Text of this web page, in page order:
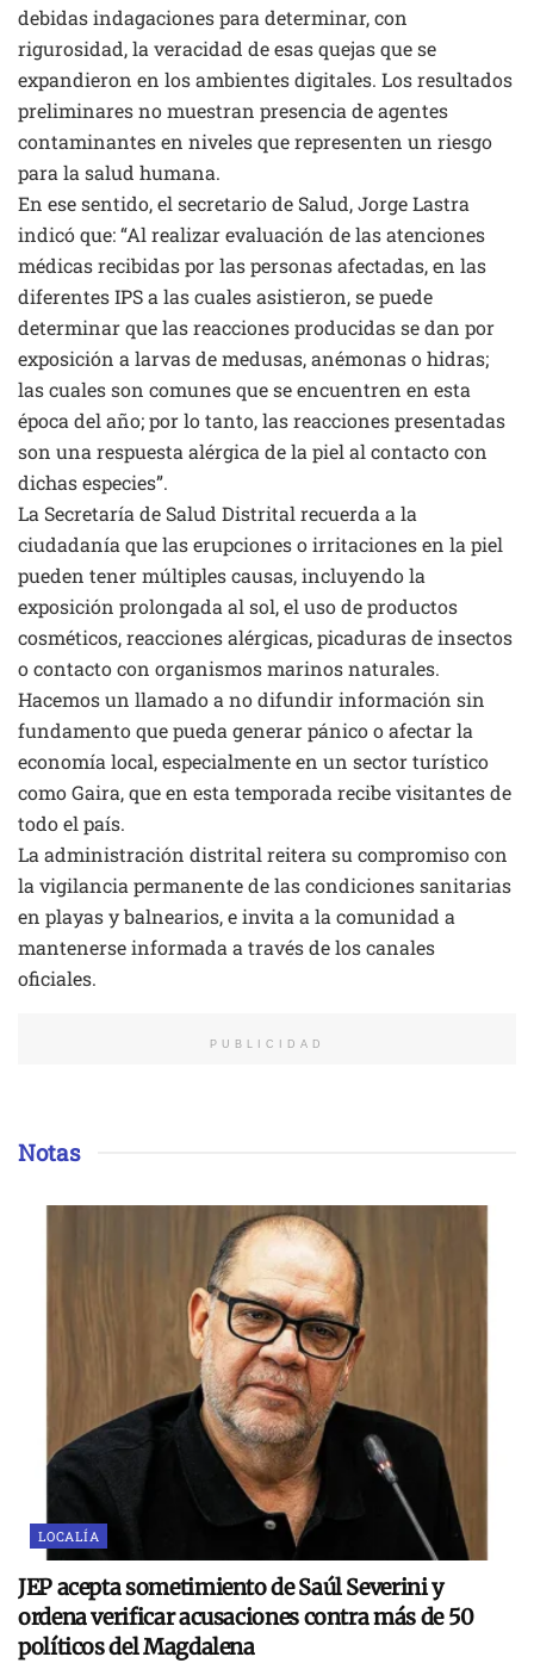
debidas indagaciones para determinar, con
rigurosidad, la veracidad de esas quejas que se
expandieron en los ambientes digitales. Los resultados
preliminares no muestran presencia de agentes
contaminantes en niveles que representen un riesgo
para la salud humana.
En ese sentido, el secretario de Salud, Jorge Lastra
indicó que: “Al realizar evaluación de las atenciones
médicas recibidas por las personas afectadas, en las
diferentes IPS a las cuales asistieron, se puede
determinar que las reacciones producidas se dan por
exposición a larvas de medusas, anémonas o hidras;
las cuales son comunes que se encuentren en esta
época del año; por lo tanto, las reacciones presentadas
son una respuesta alérgica de la piel al contacto con
dichas especies”.
La Secretaría de Salud Distrital recuerda a la
ciudadanía que las erupciones o irritaciones en la piel
pueden tener múltiples causas, incluyendo la
exposición prolongada al sol, el uso de productos
cosméticos, reacciones alérgicas, picaduras de insectos
o contacto con organismos marinos naturales.
Hacemos un llamado a no difundir información sin
fundamento que pueda generar pánico o afectar la
economía local, especialmente en un sector turístico
como Gaira, que en esta temporada recibe visitantes de
todo el país.
La administración distrital reitera su compromiso con
la vigilancia permanente de las condiciones sanitarias
en playas y balnearios, e invita a la comunidad a
mantenerse informada a través de los canales
oficiales.
PUBLICIDAD
Notas
LOCALÍA
JEP acepta sometimiento de Saúl Severini y
ordena verificar acusaciones contra más de 50
políticos del Magdalena